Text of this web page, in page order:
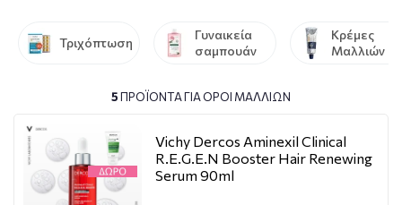
Τριχόπτωση
Γυναικεία
σαμπουάν
Κρέμες
Μαλλιών -
5ΠΡΟΪΌΝΤΑ ΓΙΑ ΟΡΟΊ ΜΑΛΛΙΏΝ
Vichy Dercos Aminexil Clinical
R.E.G.E.N Booster Hair Renewing
Serum 90ml